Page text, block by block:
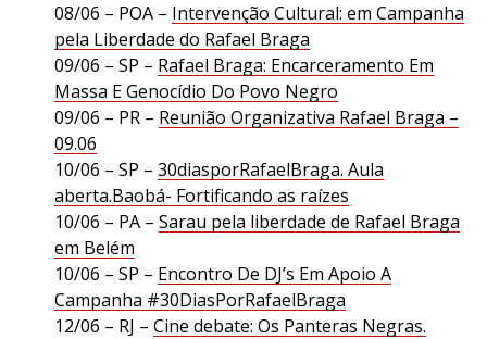
08/06 – POA – Intervenção Cultural: em Campanha
pela Liberdade do Rafael Braga
09/06 – SP – Rafael Braga: Encarceramento Em
Massa E Genocídio Do Povo Negro
09/06 – PR – Reunião Organizativa Rafael Braga –
09.06
10/06 – SP – 30diasporRafaelBraga. Aula
aberta.Baobá- Fortificando as raízes
10/06 – PA – Sarau pela liberdade de Rafael Braga
em Belém
10/06 – SP – Encontro De DJ’s Em Apoio A
Campanha #30DiasPorRafaelBraga
12/06 – RJ – Cine debate: Os Panteras Negras.